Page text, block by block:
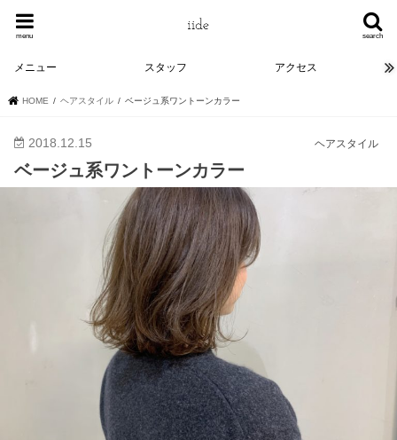
search
menu
メニュー スタッフ アクセス
HOME ヘアスタイル ベージュ系ワントーンカラー
ヘアスタイル
2018.12.15
ベージュ系ワントーンカラー